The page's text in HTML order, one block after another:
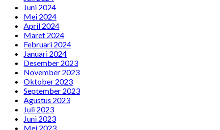
Juni 2024
Mei 2024
April 2024
Maret 2024
Februari 2024
Januari 2024
Desember 2023
November 2023
Oktober 2023
September 2023
Agustus 2023
Juli 2023
Juni 2023
Mei 2023